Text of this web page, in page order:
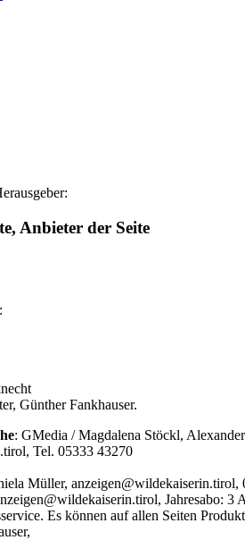
Anbieter der Seite
Günther Fankhauser.
: GMedia / Magdalena Stöckl,
Tel. 05333 43270
Müller, anzeigen@wildekaiserin.tirol,
Jahresabo: 3
Es können auf allen Seiten